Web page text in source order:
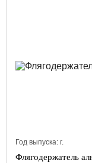
Год выпуска: г.
Флягодержатель